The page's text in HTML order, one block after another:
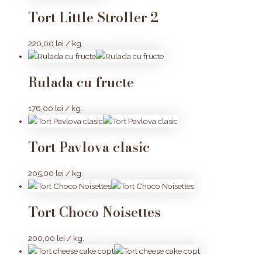
Tort Little Stroller 2
220,00 lei / kg.
Rulada cu fructe
176,00 lei / kg.
Tort Pavlova clasic
205,00 lei / kg.
Tort Choco Noisettes
200,00 lei / kg.